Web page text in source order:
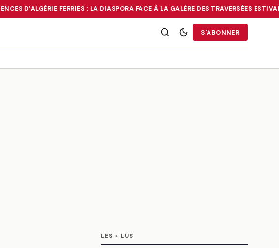
D’ALGÉRIE FERRIES : LA DIASPORA FACE À LA GALÈRE DES TRAVERSÉES
D’ALGÉRIE FERRIES : LA DIASPORA FACE À LA GALÈRE DES TRAVERSÉES
S'ABONNER
LES + LUS